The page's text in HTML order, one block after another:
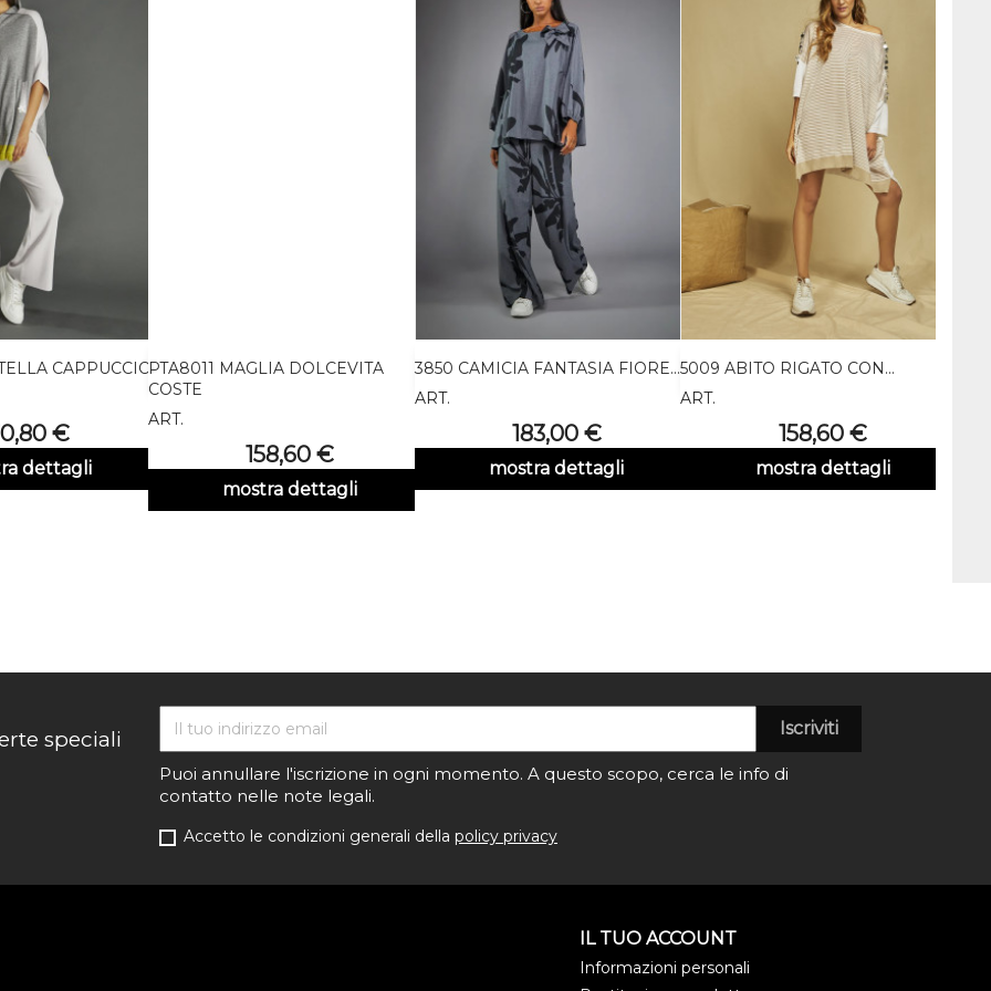
CAPPUCCIO...
€
dettagli
PTA8011 MAGLIA DOLCEVITA
COSTE
ART.
Prezzo
158,60 €
mostra dettagli
Anteprima
3850 CAMICIA FANTASIA FIORE...
ART.
Prezzo
183,00 €
mostra dettagli
Anteprima
5009 ABITO RIGATO CON...
ART.
Prezzo
158,60 €
mostra dettagli
Anteprima
speciali
Puoi annullare l'iscrizione in ogni momento. A questo scopo, cerca le info di
contatto nelle note legali.
Accetto le condizioni generali della policy privacy
IL TUO ACCOUNT
Informazioni personali